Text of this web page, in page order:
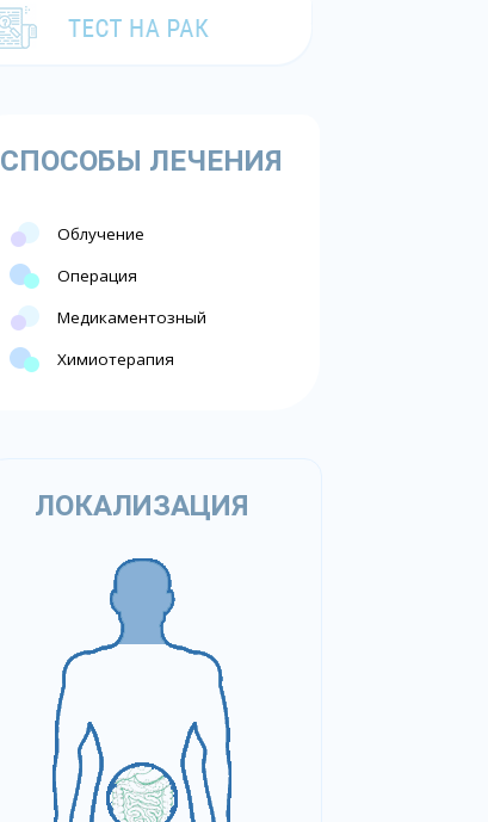
СПОСОБЫ ЛЕЧЕНИЯ
Облучение
Операция
Медикаментозный
Химиотерапия
ЛОКАЛИЗАЦИЯ